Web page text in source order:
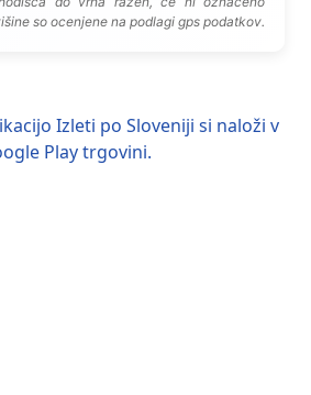
so ocenjene na podlagi gps podatkov.